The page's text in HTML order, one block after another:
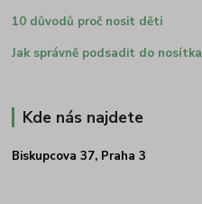
10 důvodů proč nosit děti
Jak správně podsadit do nosítka
Kde nás najdete
Biskupcova 37, Praha 3